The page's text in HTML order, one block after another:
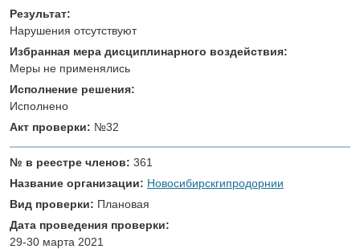
Результат:
Нарушения отсутствуют
Избранная мера дисциплинарного воздействия:
Меры не применялись
Исполнение решения:
Исполнено
Акт проверки: №32
№ в реестре членов: 361
Название организации: Новосибирскгипродорнии
Вид проверки: Плановая
Дата проведения проверки:
29-30 марта 2021